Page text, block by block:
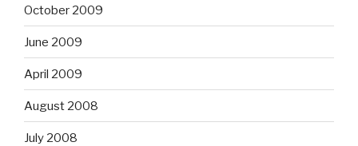
October 2009
June 2009
April 2009
August 2008
July 2008